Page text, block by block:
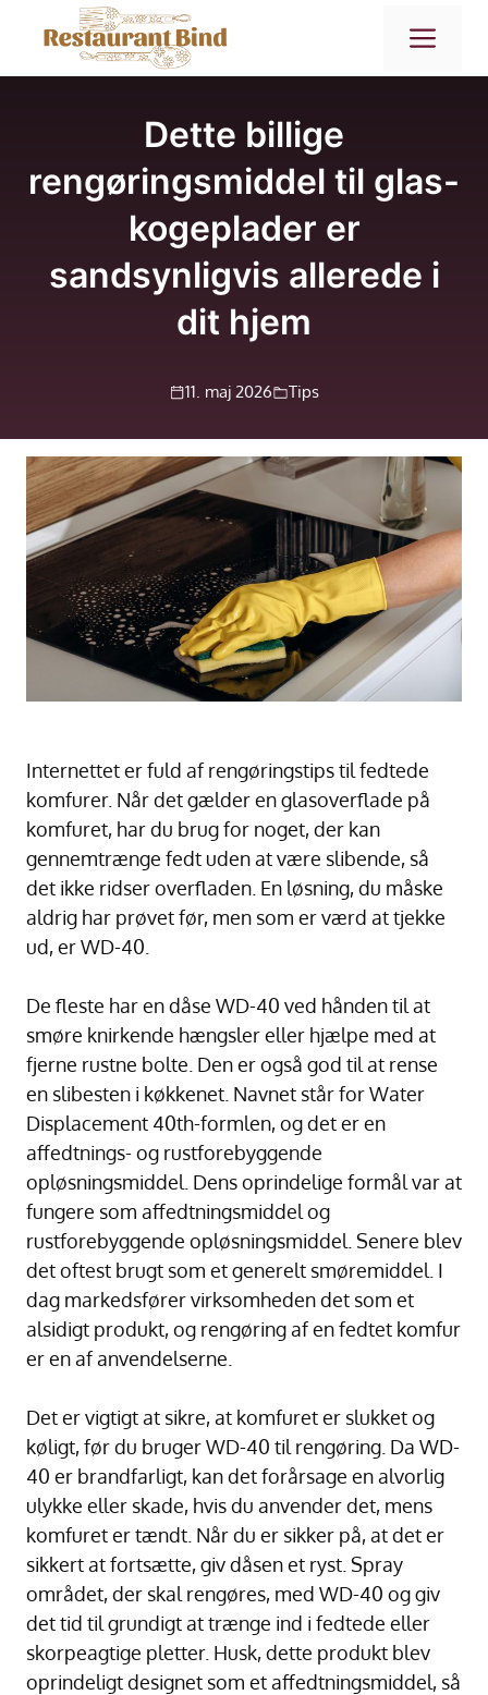
indhold
Dette billige
rengøringsmiddel til glas-
kogeplader er
sandsynligvis allerede i
dit hjem
11. maj 2026 Tips
Internettet er fuld af rengøringstips til fedtede
komfurer. Når det gælder en glasoverflade på
komfuret, har du brug for noget, der kan
gennemtrænge fedt uden at være slibende, så
det ikke ridser overfladen. En løsning, du måske
aldrig har prøvet før, men som er værd at tjekke
ud, er WD-40.
De fleste har en dåse WD-40 ved hånden til at
smøre knirkende hængsler eller hjælpe med at
fjerne rustne bolte. Den er også god til at rense
en slibesten i køkkenet. Navnet står for Water
Displacement 40th-formlen, og det er en
affedtnings- og rustforebyggende
opløsningsmiddel. Dens oprindelige formål var at
fungere som affedtningsmiddel og
rustforebyggende opløsningsmiddel. Senere blev
det oftest brugt som et generelt smøremiddel. I
dag markedsfører virksomheden det som et
alsidigt produkt, og rengøring af en fedtet komfur
er en af anvendelserne.
Det er vigtigt at sikre, at komfuret er slukket og
køligt, før du bruger WD-40 til rengøring. Da WD-
40 er brandfarligt, kan det forårsage en alvorlig
ulykke eller skade, hvis du anvender det, mens
komfuret er tændt. Når du er sikker på, at det er
sikkert at fortsætte, giv dåsen et ryst. Spray
området, der skal rengøres, med WD-40 og giv
det tid til grundigt at trænge ind i fedtede eller
skorpeagtige pletter. Husk, dette produkt blev
oprindeligt designet som et affedtningsmiddel, så